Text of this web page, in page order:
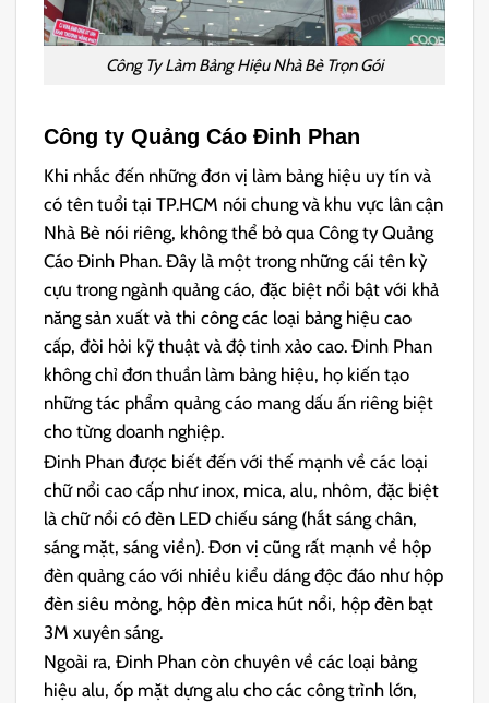
Công Ty Làm Bảng Hiệu Nhà Bè Trọn Gói
Công ty Quảng Cáo Đinh Phan
Khi nhắc đến những đơn vị làm bảng hiệu uy tín và
có tên tuổi tại TP.HCM nói chung và khu vực lân cận
Nhà Bè nói riêng, không thể bỏ qua Công ty Quảng
Cáo Đinh Phan. Đây là một trong những cái tên kỳ
cựu trong ngành quảng cáo, đặc biệt nổi bật với khả
năng sản xuất và thi công các loại bảng hiệu cao
cấp, đòi hỏi kỹ thuật và độ tinh xảo cao. Đinh Phan
không chỉ đơn thuần làm bảng hiệu, họ kiến tạo
những tác phẩm quảng cáo mang dấu ấn riêng biệt
cho từng doanh nghiệp.
Đinh Phan được biết đến với thế mạnh về các loại
chữ nổi cao cấp như inox, mica, alu, nhôm, đặc biệt
là chữ nổi có đèn LED chiếu sáng (hắt sáng chân,
sáng mặt, sáng viền). Đơn vị cũng rất mạnh về hộp
đèn quảng cáo với nhiều kiểu dáng độc đáo như hộp
đèn siêu mỏng, hộp đèn mica hút nổi, hộp đèn bạt
3M xuyên sáng.
Ngoài ra, Đinh Phan còn chuyên về các loại bảng
hiệu alu, ốp mặt dựng alu cho các công trình lớn,